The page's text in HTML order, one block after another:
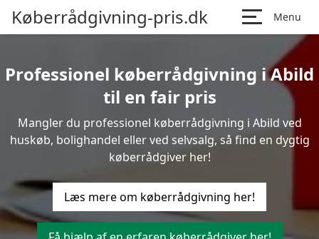
Køberrådgivning-pris.dk Menu
Professionel køberrådgivning i Abild
til en fair pris
Mangler du professionel køberrådgivning i Abild ved
huskøb, bolighandel eller ved selvsalg, så find en dygtig
køberrådgiver her!
Læs mere om køberrådgivning her!